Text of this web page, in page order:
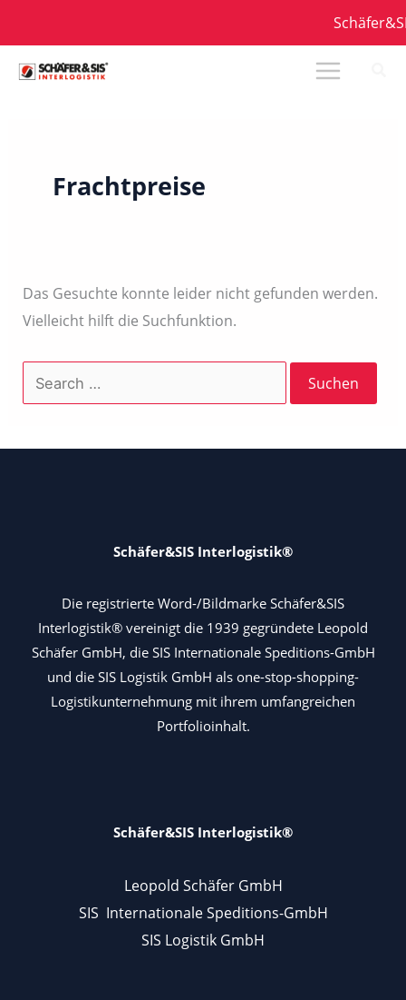
springen
Frachtpreise
Das Gesuchte konnte leider nicht gefunden werden.
Vielleicht hilft die Suchfunktion.
Suchen
nach:
Schäfer&SIS Interlogistik®
Die registrierte Word-/Bildmarke Schäfer&SIS
Interlogistik® vereinigt die 1939 gegründete Leopold
Schäfer GmbH, die SIS Internationale Speditions-GmbH
und die SIS Logistik GmbH als one-stop-shopping-
Logistikunternehmung mit ihrem umfangreichen
Portfolioinhalt.
Schäfer&SIS Interlogistik®
Leopold Schäfer GmbH
SIS Internationale Speditions-GmbH
SIS Logistik GmbH